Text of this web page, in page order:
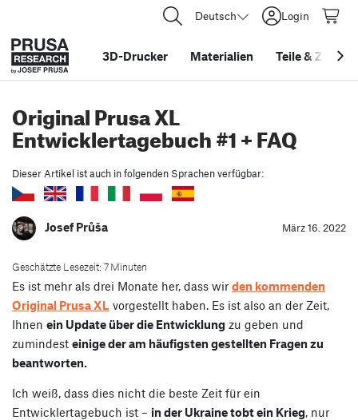
Deutsch Login
3D-Drucker Materialien Teile&
Original Prusa XL
Entwicklertagebuch #1 + FAQ
Dieser Artikel ist auch in folgenden Sprachen verfügbar:
Josef Průša März 16. 2022
Geschätzte Lesezeit: 7 Minuten
Es ist mehr als drei Monate her, dass wir den kommenden
Original Prusa XL vorgestellt haben. Es ist also an der Zeit,
Ihnen ein Update über die Entwicklung zu geben und
zumindest einige der am häufigsten gestellten Fragen zu
beantworten.
Ich weiß, dass dies nicht die beste Zeit für ein
Entwicklertagebuch ist – in der Ukraine tobt ein Krieg, nur